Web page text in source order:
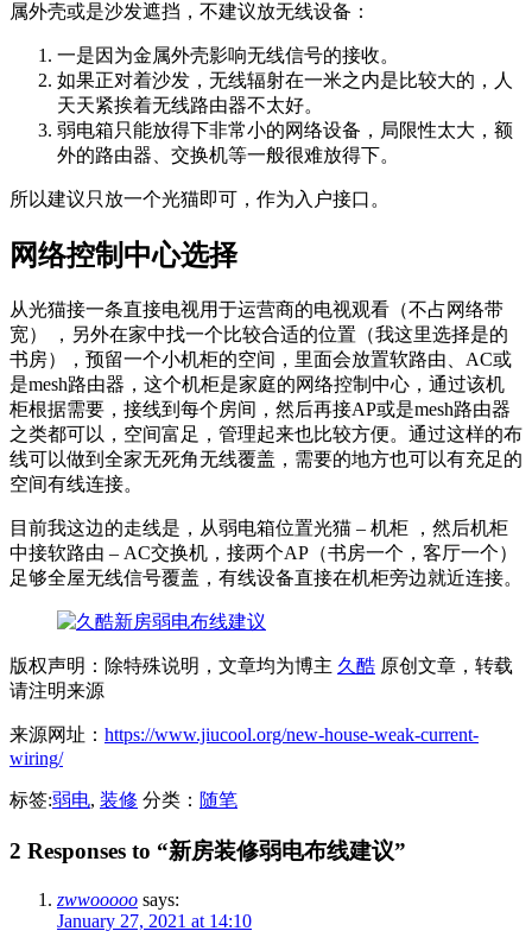
属外壳或是沙发遮挡，不建议放无线设备：
一是因为金属外壳影响无线信号的接收。
如果正对着沙发，无线辐射在一米之内是比较大的，人
天天紧挨着无线路由器不太好。
弱电箱只能放得下非常小的网络设备，局限性太大，额
外的路由器、交换机等一般很难放得下。
所以建议只放一个光猫即可，作为入户接口。
网络控制中心选择
从光猫接一条直接电视用于运营商的电视观看（不占网络带
宽） ，另外在家中找一个比较合适的位置（我这里选择是的
书房），预留一个小机柜的空间，里面会放置软路由、AC或
是mesh路由器，这个机柜是家庭的网络控制中心，通过该机
柜根据需要，接线到每个房间，然后再接AP或是mesh路由器
之类都可以，空间富足，管理起来也比较方便。通过这样的布
线可以做到全家无死角无线覆盖，需要的地方也可以有充足的
空间有线连接。
目前我这边的走线是，从弱电箱位置光猫 – 机柜 ，然后机柜
中接软路由 – AC交换机，接两个AP（书房一个，客厅一个）
足够全屋无线信号覆盖，有线设备直接在机柜旁边就近连接。
版权声明：除特殊说明，文章均为博主 久酷 原创文章，转载
请注明来源
来源网址： https://www.jiucool.org/new-house-weak-current-
wiring/
标签:弱电, 装修 分类： 随笔
2 Responses to “新房装修弱电布线建议”
zwwooooo says:
January 27, 2021 at 14:10